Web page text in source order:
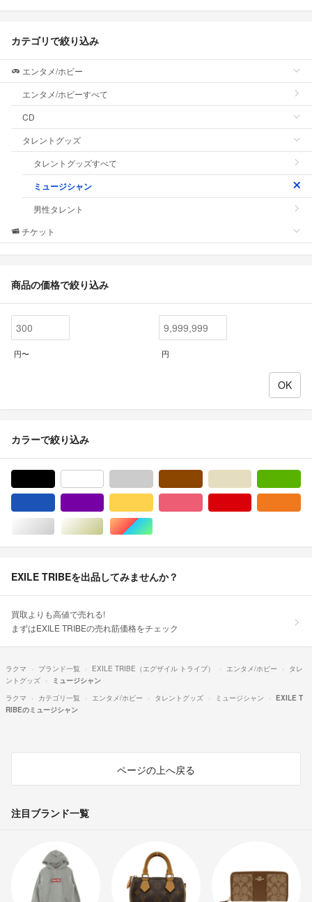
カテゴリで絞り込み
エンタメ/ホビー
エンタメ/ホビーすべて
CD
タレントグッズ
タレントグッズすべて
ミュージシャン
男性タレント
チケット
商品の価格で絞り込み
円〜 円
カラーで絞り込み
シルバー/銀色系ゴールド/金色系マルチカラー
EXILE TRIBEを出品してみませんか？
買取よりも高値で売れる!
まずはEXILE TRIBEの売れ筋価格をチェック
ラクマ ブランド一覧 EXILE TRIBE（エグザイル トライブ） エンタメ/ホビー
タレ
ントグッズ
ミュージシャン
ラクマ
カテゴリ一覧 エンタメ/ホビー タレントグッズ ミュージシャン
EXILE T
RIBEのミュージシャン
ページの上へ戻る
注目ブランド一覧